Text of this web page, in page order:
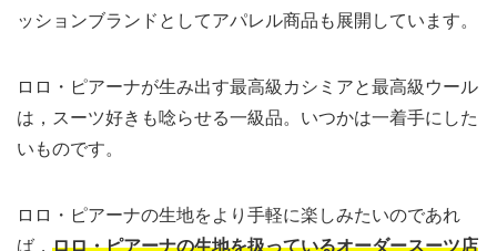
ッションブランドとしてアパレル商品も展開しています。
ロロ・ピアーナが生み出す最高級カシミアと最高級ウール
は，スーツ好きも唸らせる一級品。いつかは一着手にした
いものです。
ロロ・ピアーナの生地をより手軽に楽しみたいのであれ
ば， ロロ・ピアーナの生地を扱っているオーダースーツ店